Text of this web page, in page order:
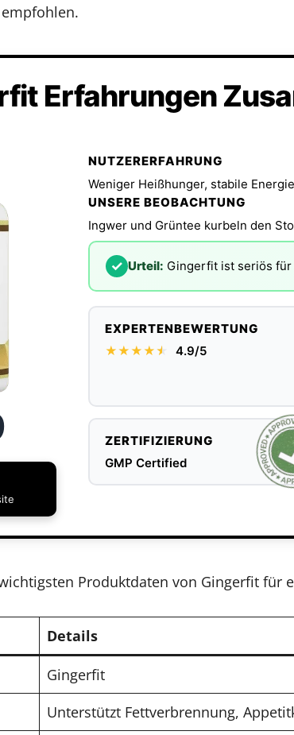
Erfahrungen
NUTZERERFAHRUNG
UNSERE BEOBACHTUNG
✓ Urteil: Gingerfit ist seriös
EXPERTENBEWERTUNG
★★★★★
★ 4.9/5
ZERTIFIZIERUNG
GMP Certified
Produktdaten von Gingerfit für
Details
Gingerfit
Unterstützt Fettverbrennung,